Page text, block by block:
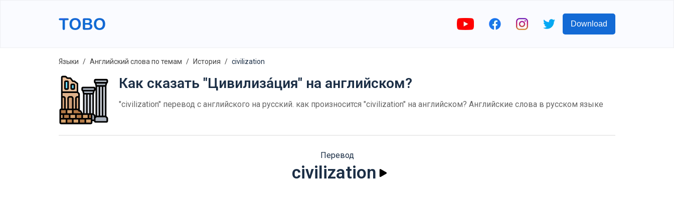
Download
Языки Английский слова по темам История civilization
Как сказать "Цивилиза́ция" на английском?
"civilization" перевод с английского на русский. как произносится "civilization" на английском? Английские слова в русском языке
Перевод
civilization